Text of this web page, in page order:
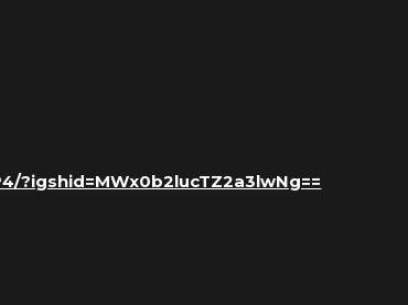
?igshid=MWx0b2lucTZ2a3lwNg==